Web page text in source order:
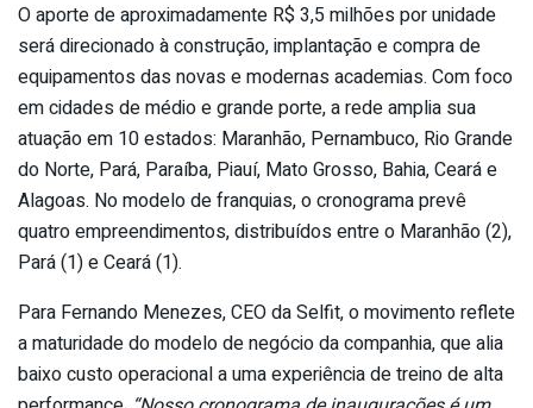
O aporte de aproximadamente R$ 3,5 milhões por unidade
será direcionado à construção, implantação e compra de
equipamentos das novas e modernas academias. Com foco
em cidades de médio e grande porte, a rede amplia sua
atuação em 10 estados: Maranhão, Pernambuco, Rio Grande
do Norte, Pará, Paraíba, Piauí, Mato Grosso, Bahia, Ceará e
Alagoas. No modelo de franquias, o cronograma prevê
quatro empreendimentos, distribuídos entre o Maranhão (2),
Pará (1) e Ceará (1).
Para Fernando Menezes, CEO da Selfit, o movimento reflete
a maturidade do modelo de negócio da companhia, que alia
baixo custo operacional a uma experiência de treino de alta